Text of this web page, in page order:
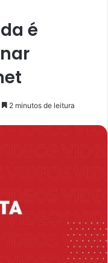
é
2 minutos de leitura